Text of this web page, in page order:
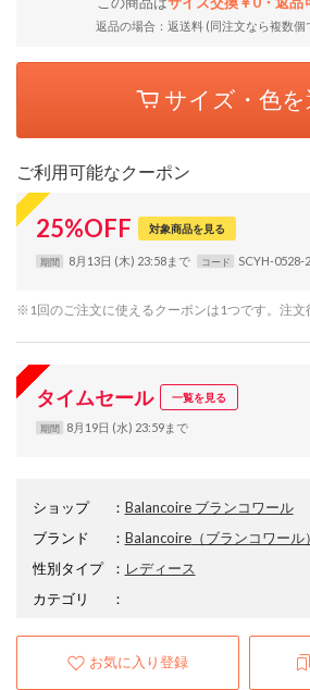
返品の場合：返送料 (同注文なら複数個
サイズ・色を
ご利用可能なクーポン
25%OFF 対象商品を見る
期間 8月13日 (木) 23:58まで コード SCYH-0528-
※1回のご注文に使えるクーポンは1つです。注文
タイムセール 一覧を見る
期間 8月19日 (水) 23:59まで
ショップ ： Balancoire ブランコワール
ブランド
： Balancoire（ブランコワール）
性別タイプ
： レディース
カテゴリ
：
お気に入り登録